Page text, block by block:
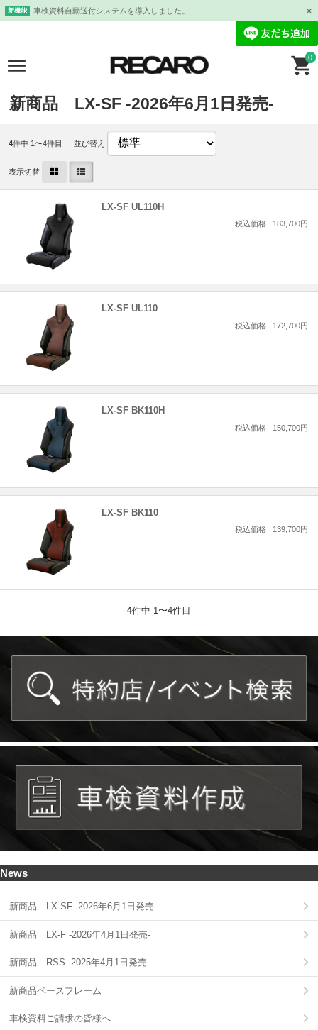
新機能 車検資料自動送付システムを導入しました。
0
新商品 LX-SF -2026年6月1日発売-
4件中 1〜4件目 並び替え
表示切替
LX-SF UL110H
税込価格 183,700円
LX-SF UL110
税込価格 172,700円
LX-SF BK110H
税込価格 150,700円
LX-SF BK110
税込価格 139,700円
4件中 1〜4件目
News
新商品 LX-SF -2026年6月1日発売-
新商品 LX-F -2026年4月1日発売-
新商品 RSS -2025年4月1日発売-
新商品ベースフレーム
車検資料ご請求の皆様へ